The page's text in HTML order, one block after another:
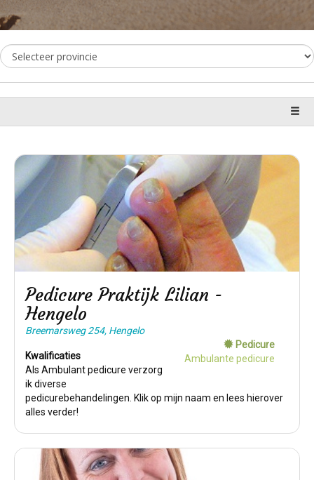
Pedicure Praktijk Lilian -
Hengelo
Pedicure
Ambulante pedicure
Breemarsweg 254, Hengelo
Kwalificaties
Als Ambulant pedicure verzorg
ik diverse
pedicurebehandelingen. Klik op mijn naam en lees hierover
alles verder!